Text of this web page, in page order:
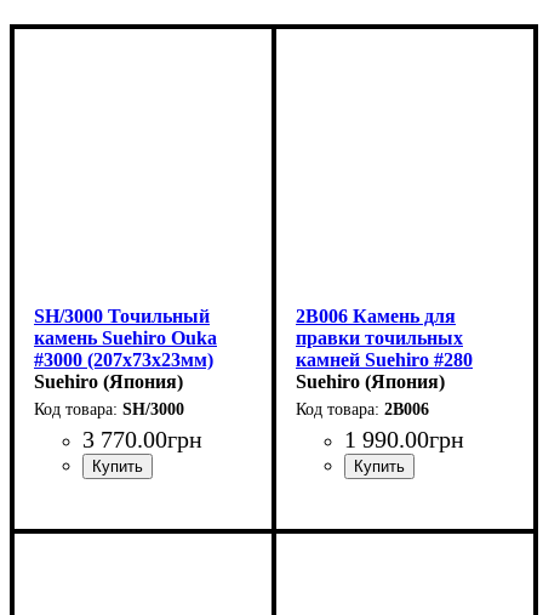
SH/3000 Точильный
камень Suehiro Ouka
#3000 (207x73x23мм)
Suehiro (Япония)
SH/3000
3 770.00грн
2B006 Камень для
правки точильных
камней Suehiro #280
(206х53х27мм)
Suehiro (Япония)
2B006
1 990.00грн